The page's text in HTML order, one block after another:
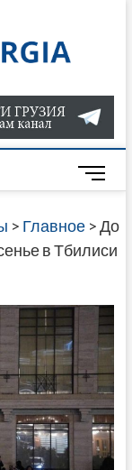
О
В
ГРУЗИИ
САЙТЕ
M
e
n
u
t
n
> Главное>До
в Тбилиси